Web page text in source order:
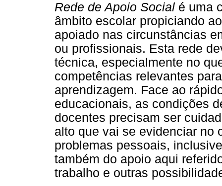
Rede de Apoio Social é uma
âmbito escolar propiciando
apoiado nas circunstâncias
ou profissionais. Esta rede
técnica, especialmente no
competências relevantes
aprendizagem. Face ao
educacionais, as condições
docentes precisam ser
alto que vai se evidenciar no
problemas pessoais,
também do apoio aqui
trabalho e outras